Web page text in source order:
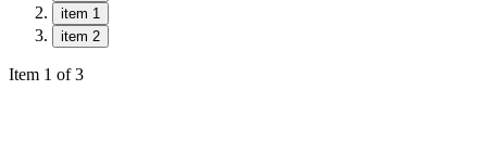
item 1
item 2
Item 1 of 3